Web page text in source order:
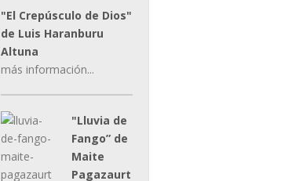
"El Crepúsculo de Dios"
de Luis Haranburu
Altuna
más información...
"Lluvia de
Fango” de
Maite
Pagazaurt